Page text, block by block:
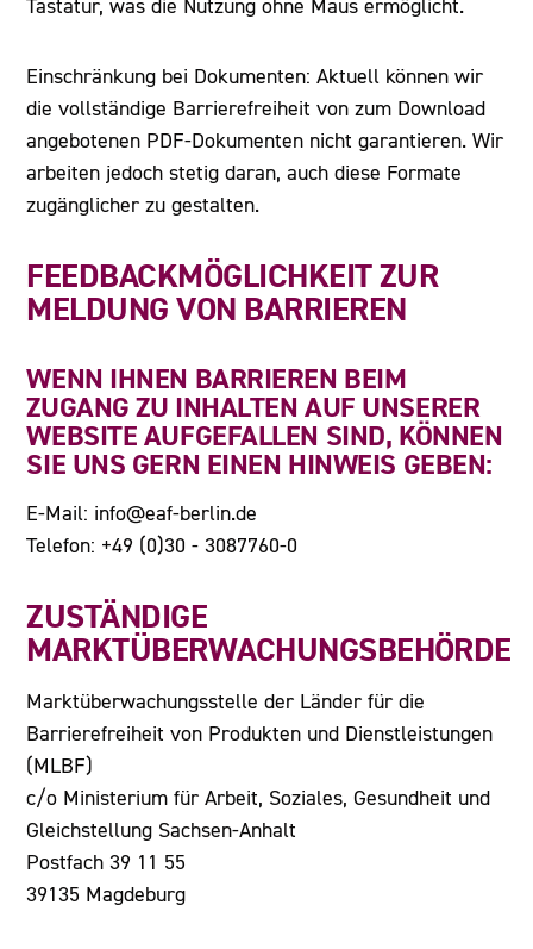
Tastatur, was die Nutzung ohne Maus ermöglicht.
Einschränkung bei Dokumenten: Aktuell können wir
die vollständige Barrierefreiheit von zum Download
angebotenen PDF-Dokumenten nicht garantieren. Wir
arbeiten jedoch stetig daran, auch diese Formate
zugänglicher zu gestalten.
FEEDBACKMÖGLICHKEIT ZUR
MELDUNG VON BARRIEREN
WENN IHNEN BARRIEREN BEIM
ZUGANG ZU INHALTEN AUF UNSERER
WEBSITE AUFGEFALLEN SIND, KÖNNEN
SIE UNS GERN EINEN HINWEIS GEBEN:
E-Mail: info@eaf-berlin.de
Telefon: +49 (0)30 - 3087760-0
ZUSTÄNDIGE
MARKTÜBERWACHUNGSBEHÖRDE
Marktüberwachungsstelle der Länder für die
Barrierefreiheit von Produkten und Dienstleistungen
(MLBF)
c/o Ministerium für Arbeit, Soziales, Gesundheit und
Gleichstellung Sachsen-Anhalt
Postfach 39 11 55
39135 Magdeburg